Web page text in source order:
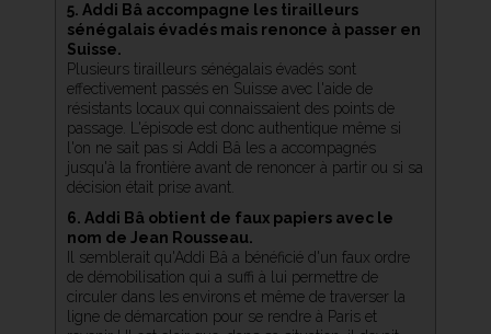
5. Addi Bâ accompagne les tirailleurs
sénégalais évadés mais renonce à passer en
Suisse.
Plusieurs tirailleurs sénégalais évadés sont
effectivement passés en Suisse avec l'aide de
résistants locaux qui connaissaient des points de
passage. L'épisode est donc authentique même si
l'on ne sait pas si Addi Bâ les a accompagnés
jusqu'à la frontière avant de renoncer à partir ou si sa
décision était prise avant.
6. Addi Bâ obtient de faux papiers avec le
nom de Jean Rousseau.
Il semblerait qu'Addi Bâ a bénéficié d'un faux ordre
de démobilisation qui a suffi à lui permettre de
circuler dans les environs et même de traverser la
ligne de démarcation pour se rendre à Paris et